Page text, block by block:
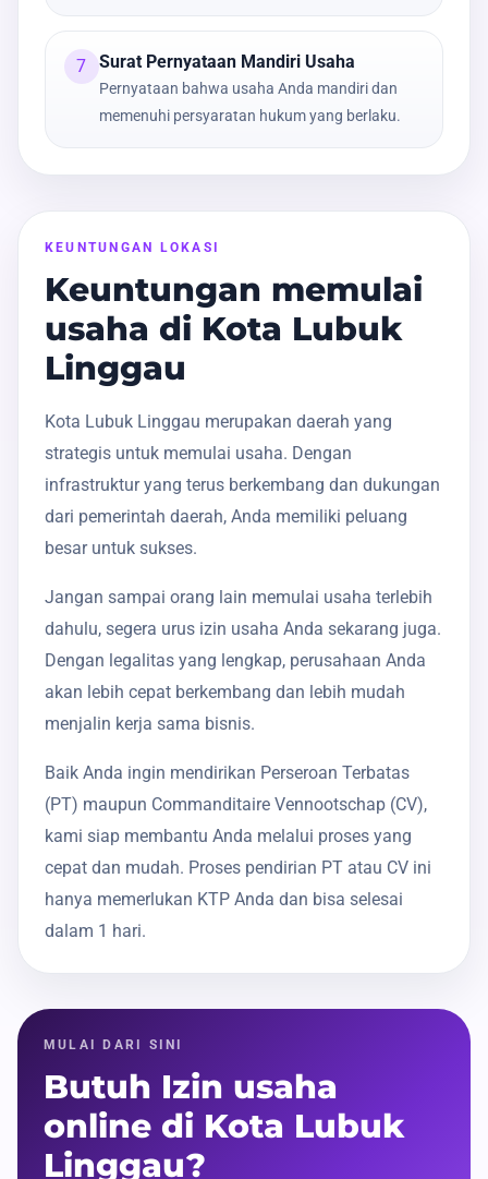
7 Surat Pernyataan Mandiri Usaha
Pernyataan bahwa usaha Anda mandiri dan
memenuhi persyaratan hukum yang berlaku.
KEUNTUNGAN LOKASI
Keuntungan memulai
usaha di Kota Lubuk
Linggau
Kota Lubuk Linggau merupakan daerah yang
strategis untuk memulai usaha. Dengan
infrastruktur yang terus berkembang dan dukungan
dari pemerintah daerah, Anda memiliki peluang
besar untuk sukses.
Jangan sampai orang lain memulai usaha terlebih
dahulu, segera urus izin usaha Anda sekarang juga.
Dengan legalitas yang lengkap, perusahaan Anda
akan lebih cepat berkembang dan lebih mudah
menjalin kerja sama bisnis.
Baik Anda ingin mendirikan Perseroan Terbatas
(PT) maupun Commanditaire Vennootschap (CV),
kami siap membantu Anda melalui proses yang
cepat dan mudah. Proses pendirian PT atau CV ini
hanya memerlukan KTP Anda dan bisa selesai
dalam 1 hari.
MULAI DARI SINI
Butuh Izin usaha
online di Kota Lubuk
Linggau?